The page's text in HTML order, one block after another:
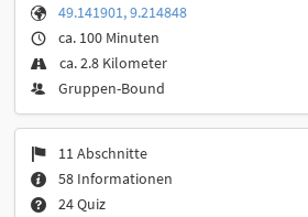
49.141901, 9.214848
ca. 100 Minuten
ca. 2.8 Kilometer
Gruppen-Bound
11 Abschnitte
58 Informationen
24 Quiz